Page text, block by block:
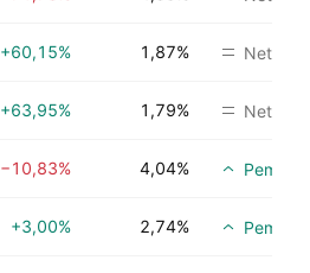
+60,15% 1,87% Netral
+63,95% 1,79% Netral
−10,83% 4,04%
+3,00% 2,74%